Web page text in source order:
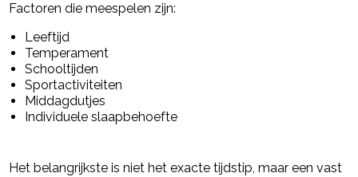
Factoren die meespelen zijn:
Leeftijd
Temperament
Schooltijden
Sportactiviteiten
Middagdutjes
Individuele slaapbehoefte
Het belangrijkste is niet het exacte tijdstip, maar een vast